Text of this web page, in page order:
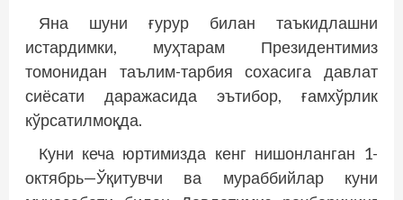
Яна шуни ғурур билан таъкидлашни
истардимки, муҳтарам Президентимиз
томонидан таълим-тарбия сохасига давлат
сиёсати даражасида эътибор, ғамхўрлик
кўрсатилмоқда.
Куни кеча юртимизда кенг нишонланган 1-
октябрь—Ўқитувчи ва мураббийлар куни